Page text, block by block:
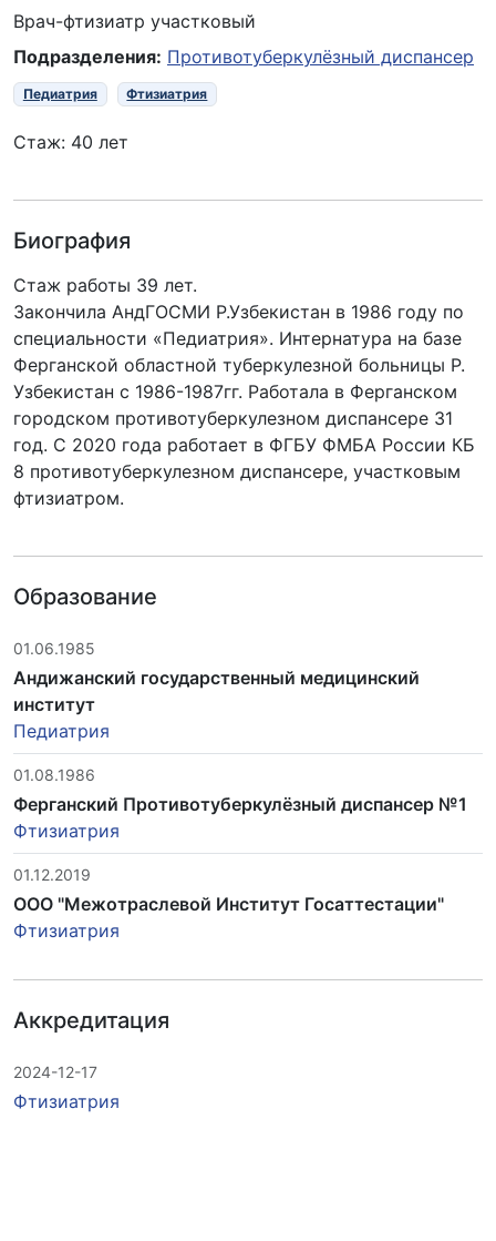
Врач-фтизиатр участковый
Подразделения: Противотуберкулёзный диспансер
Педиатрия Фтизиатрия
Стаж: 40 лет
Биография
Стаж работы 39 лет.
Закончила АндГОСМИ Р.Узбекистан в 1986 году по
специальности «Педиатрия». Интернатура на базе
Ферганской областной туберкулезной больницы Р.
Узбекистан с 1986-1987гг. Работала в Ферганском
городском противотуберкулезном диспансере 31
год. С 2020 года работает в ФГБУ ФМБА России КБ
8 противотуберкулезном диспансере, участковым
фтизиатром.
Образование
01.06.1985
Андижанский государственный медицинский
институт
Педиатрия
01.08.1986
Ферганский Противотуберкулёзный диспансер №1
Фтизиатрия
01.12.2019
ООО "Межотраслевой Институт Госаттестации"
Фтизиатрия
Аккредитация
2024-12-17
Фтизиатрия